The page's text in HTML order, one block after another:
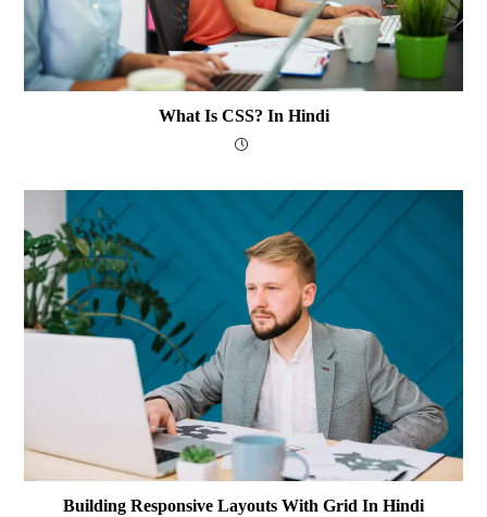
What Is CSS? In Hindi
Building Responsive Layouts With Grid In Hindi